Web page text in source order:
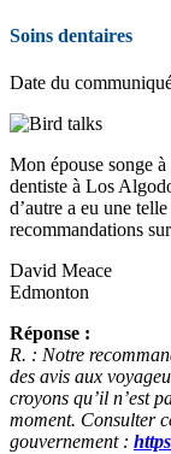
Soins dentaires
Date du
Mon épouse songe
dentiste à Los
d’autre a eu une
recommandations
David Meace
Edmonton
Réponse :
R. : Notre
des avis aux
croyons qu’il n’est
moment. Consulter
gouvernement :